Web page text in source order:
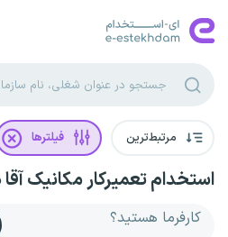
مرتبط‌ترین فیلترها
استخدام تعمیرکار مکانیک
کارفرما هستید؟